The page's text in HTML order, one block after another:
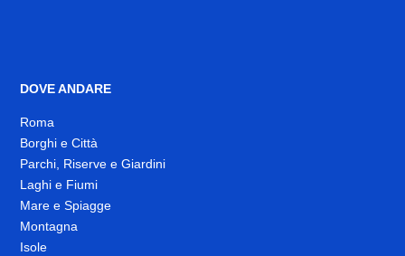
DOVE ANDARE
Roma
Borghi e Città
Parchi, Riserve e Giardini
Laghi e Fiumi
Mare e Spiagge
Montagna
Isole